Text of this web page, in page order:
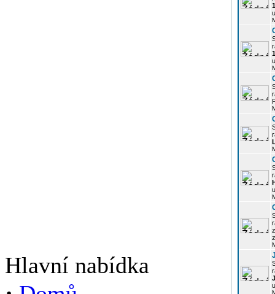
Hlavní nabídka